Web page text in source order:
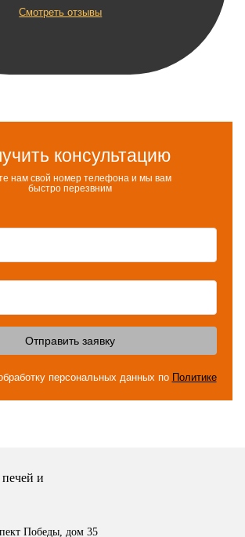
Смотреть отзывы
консультацию
нам свой номер телефона и мы вам
быстро перезвним
Отправить заявку
персональных данных по Политике
Победы, дом 35